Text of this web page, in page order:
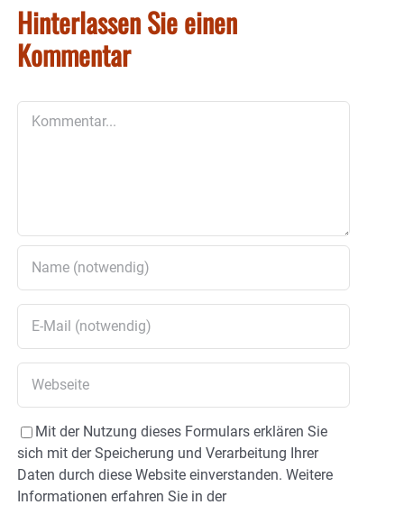
Hinterlassen Sie einen
Kommentar
Mit der Nutzung dieses Formulars erklären Sie
sich mit der Speicherung und Verarbeitung Ihrer
Daten durch diese Website einverstanden. Weitere
Informationen erfahren Sie in der